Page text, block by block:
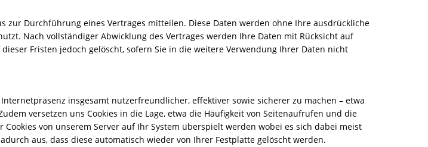
zur Durchführung eines Vertrages mitteilen. Diese Daten werden ohne Ihre ausdrückliche
Nach vollständiger Abwicklung des Vertrages werden Ihre Daten mit Rücksicht auf
Fristen jedoch gelöscht, sofern Sie in die weitere Verwendung Ihrer Daten nicht
insgesamt nutzerfreundlicher, effektiver sowie sicherer zu machen – etwa
versetzen uns Cookies in die Lage, etwa die Häufigkeit von Seitenaufrufen und die
von unserem Server auf Ihr System überspielt werden wobei es sich dabei meist
aus, dass diese automatisch wieder von Ihrer Festplatte gelöscht werden.